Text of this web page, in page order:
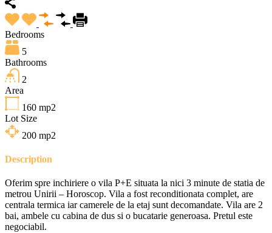
Bedrooms
5
Bathrooms
2
Area
160 mp2
Lot Size
200 mp2
Description
Oferim spre inchiriere o vila P+E situata la nici 3 minute de statia de
metrou Unirii – Horoscop. Vila a fost reconditionata complet, are
centrala termica iar camerele de la etaj sunt decomandate. Vila are 2
bai, ambele cu cabina de dus si o bucatarie generoasa. Pretul este
negociabil.